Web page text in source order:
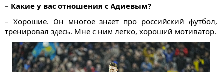
– Какие у вас отношения с Адиевым?
– Хорошие. Он многое знает про российский футбол,
тренировал здесь. Мне с ним легко, хороший мотиватор.